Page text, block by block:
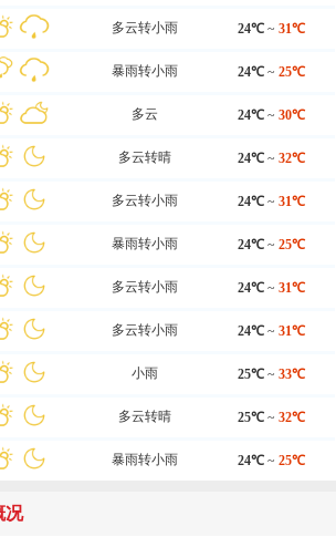
多云转小雨 24℃ ~ 31℃
暴雨转小雨 24℃ ~ 25℃
多云 24℃ ~ 30℃
多云转晴 24℃ ~ 32℃
多云转小雨 24℃ ~ 31℃
暴雨转小雨 24℃ ~ 25℃
多云转小雨 24℃ ~ 31℃
多云转小雨 24℃ ~ 31℃
小雨 25℃ ~ 33℃
多云转晴 25℃ ~ 32℃
暴雨转小雨 24℃ ~ 25℃
况